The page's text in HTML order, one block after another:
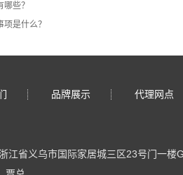
些？
是什么？
品牌展示 代理网点
江省义乌市国际家居城三区23号门一楼